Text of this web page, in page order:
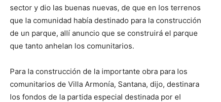
sector y dio las buenas nuevas, de que en los terrenos
que la comunidad había destinado para la construcción
de un parque, allí anuncio que se construirá el parque
que tanto anhelan los comunitarios.
Para la construcción de la importante obra para los
comunitarios de Villa Armonía, Santana, dijo, destinara
los fondos de la partida especial destinada por el